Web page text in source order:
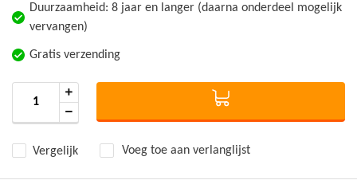
Duurzaamheid: 8 jaar en langer (daarna onderdeel mogelijk
vervangen)
Gratis verzending
Vergelijk Voeg toe aan verlanglijst